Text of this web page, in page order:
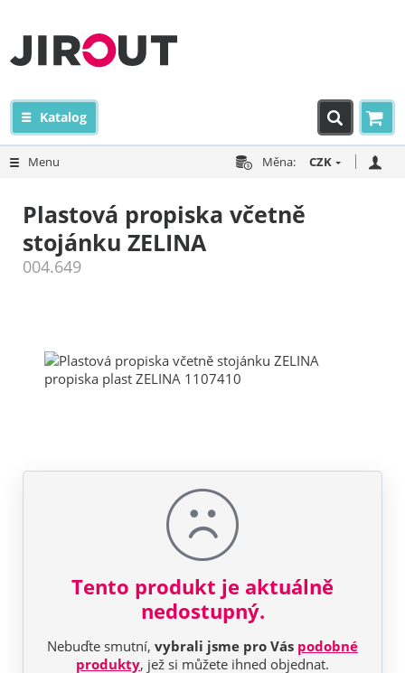
Katalog
Menu Měna: CZK
Plastová propiska včetně
stojánku ZELINA
004.649
Tento produkt je aktuálně
nedostupný.
Nebuďte smutní, vybrali jsme pro Vás podobné
produkty, jež si můžete ihned objednat.